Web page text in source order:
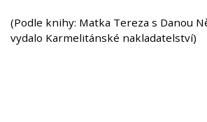
(Podle knihy: Matka Tereza s Danou
vydalo Karmelitánské nakladatelství)